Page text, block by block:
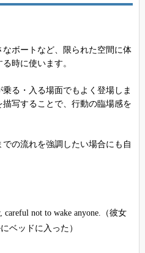
ボートなど、限られた空間に体
時に使います。
る・入る場面でもよく登場しま
写することで、行動の臨場感を
の流れを強調したい場合にも自
careful not to wake anyone.（彼女
ベッドに入った）